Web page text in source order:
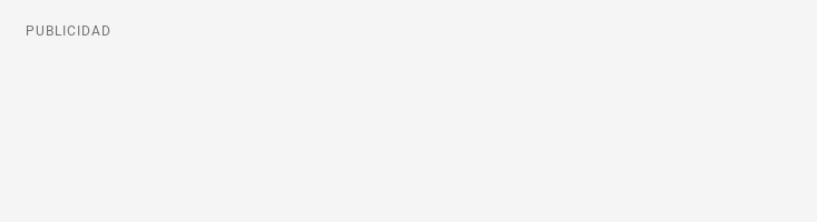
PUBLICIDAD